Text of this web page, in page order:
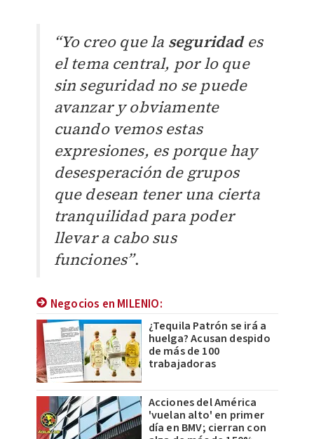
“Yo creo que la seguridades
el tema central, por lo que
sin seguridad no se puede
avanzar y obviamente
cuando vemos estas
expresiones, es porque hay
desesperación de grupos
que desean tener una cierta
tranquilidad para poder
llevar a cabo sus
funciones”.
Negocios en MILENIO:
¿Tequila Patrón se irá a
huelga? Acusan despido
de más de 100
trabajadoras
Acciones del América
'vuelan alto' en primer
día en BMV; cierran con